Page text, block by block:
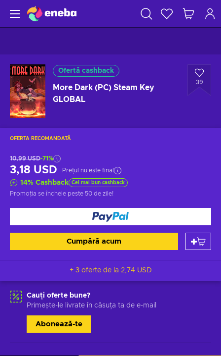
Ofertă cashback
More Dark (PC) Steam Key
GLOBAL
39
OFERTA RECOMANDATĂ
10,99 USD-71%
3,18 USD Prețul nu este final
14% Cashback Cel mai bun cashback
Promoția se încheie peste 50 de zile!
Cumpără acum
+ 3 oferte de la 2,74 USD
Cauți oferte bune?
Primește-le livrate în căsuța ta de e-mail
Abonează-te